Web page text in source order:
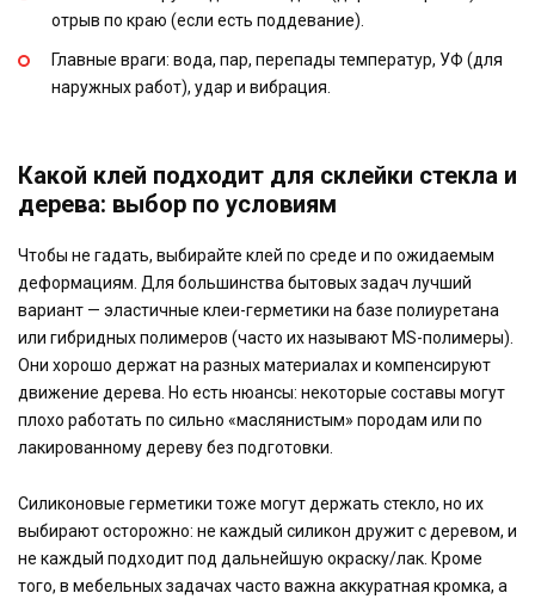
отрыв по краю (если есть поддевание).
Главные враги: вода, пар, перепады температур, УФ (для
наружных работ), удар и вибрация.
Какой клей подходит для склейки стекла и
дерева: выбор по условиям
Чтобы не гадать, выбирайте клей по среде и по ожидаемым
деформациям. Для большинства бытовых задач лучший
вариант — эластичные клеи-герметики на базе полиуретана
или гибридных полимеров (часто их называют MS-полимеры).
Они хорошо держат на разных материалах и компенсируют
движение дерева. Но есть нюансы: некоторые составы могут
плохо работать по сильно «маслянистым» породам или по
лакированному дереву без подготовки.
Силиконовые герметики тоже могут держать стекло, но их
выбирают осторожно: не каждый силикон дружит с деревом, и
не каждый подходит под дальнейшую окраску/лак. Кроме
того, в мебельных задачах часто важна аккуратная кромка, а